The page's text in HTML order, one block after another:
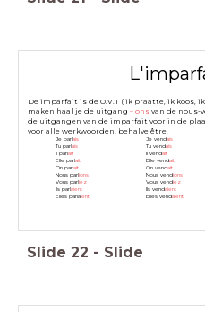
De imparfait is de O.V.T ( ik praatte, ik koos,
maken haal je de uitgang– ons van de nous-
de uitgangen van de imparfait voor in de
voor alle werkwoorden, behalve être.
Je parlais
Tu parlais
Il parlait
Elle parlait
On parlait
Nous parlions
Vous parliez
Ils parlaient
Elles parlaient
Je vendais
Tu vendais
Il vendait
Elle vendait
On vendait
Nous vendions
Vous vendiez
Ils vendaient
Elles vendaient
Slide 22 - Slide